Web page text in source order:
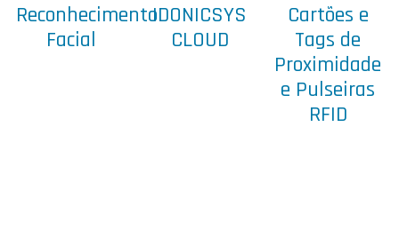
Reconhecimento
Facial
IDONICSYS
CLOUD
Cartões e
Tags de
Proximidade
e Pulseiras
RFID